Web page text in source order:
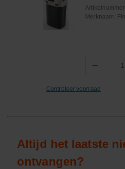
Merknaam:
− Aantal
Controleer voorraad
Altijd het laatste
ontvangen?